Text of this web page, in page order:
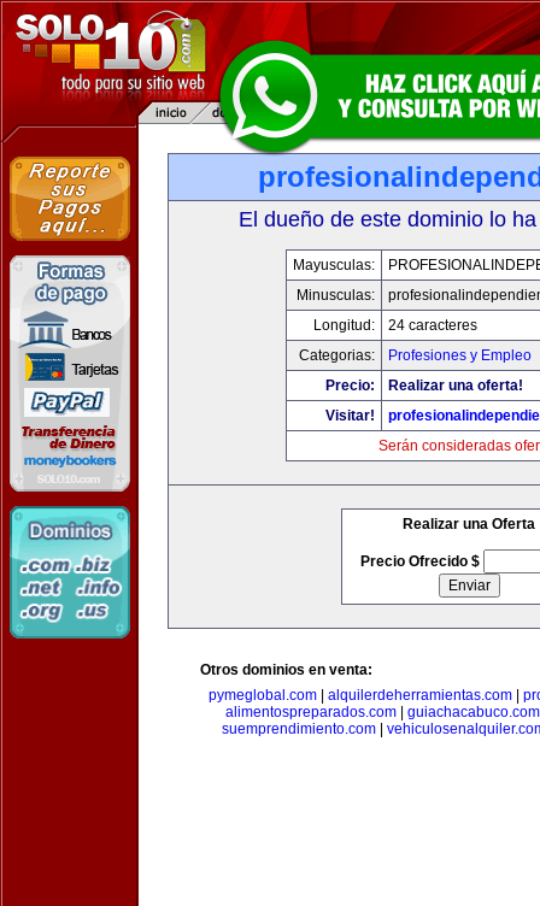
El dueño de este dominio lo
Mayusculas:
Minusculas:
Longitud:
24 caracteres
Categorias:
Profesiones y Empleo
Precio:
Realizar una oferta!
Visitar!
Serán consideradas
Realizar una Oferta
Precio Ofrecido $
Otros dominios en venta:
pymeglobal.com| alquilerdeherramientas.com|
alimentospreparados.com| guiachacabuco.com
suemprendimiento.com|